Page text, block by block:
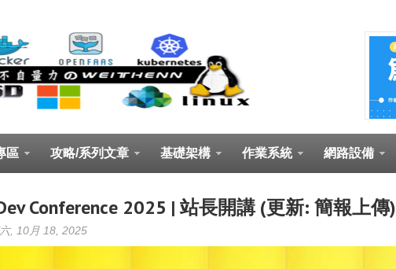
區 攻略/系列文章 基礎架構 作業系統 網路設備
Conference 2025 | 站長開講 (更新: 簡報上傳)
, 10月 18, 2025